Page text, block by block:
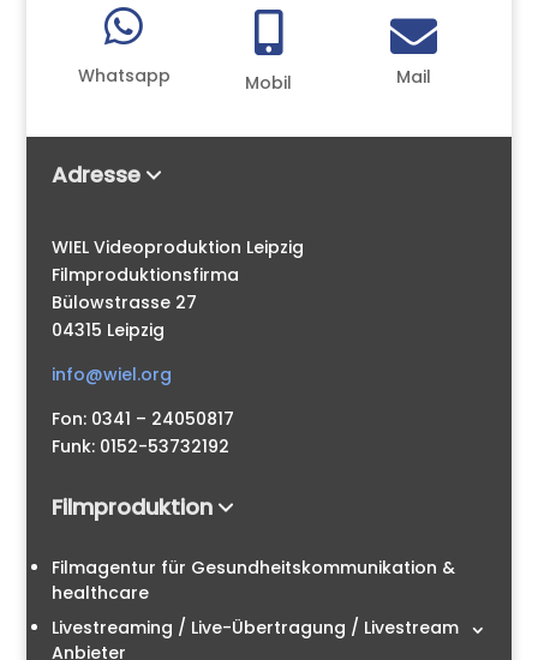

Whatsapp

Mobil

Mail
Adresse
WIEL Videoproduktion Leipzig
Filmproduktionsfirma
Bülowstrasse 27
04315 Leipzig
info@wiel.org
Fon: 0341 – 24050817
Funk: 0152-53732192
Filmproduktion
Filmagentur für Gesundheitskommunikation &
healthcare
Livestreaming / Live-Übertragung / Livestream
Anbieter